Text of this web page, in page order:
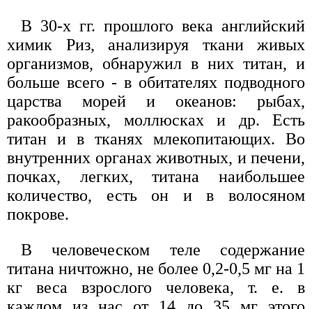
В 30-х гг. прошлого века английский
химик Риз, анализируя ткани живых
организмов, обнаружил в них титан, и
больше всего - в обитателях подводного
царства морей и океанов: рыбах,
ракообразных, моллюсках и др. Есть
титан и в тканях млекопитающих. Во
внутренних органах животных, и печени,
почках, легких, титана наибольшее
количество, есть он и в волосяном
покрове.
В человеческом теле содержание
титана ничтожно, не более 0,2-0,5 мг на 1
кг веса взрослого человека, т. е. в